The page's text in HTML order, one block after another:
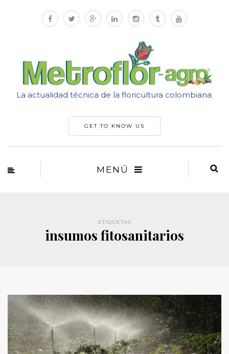
La actualidad técnica de la floricultura colombiana
GET TO KNOW US
MENÚ
ETIQUETAS
insumos fitosanitarios